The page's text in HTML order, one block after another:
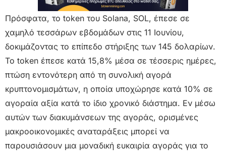
Πρόσφατα, το token του Solana, SOL, έπεσε σε
χαμηλό τεσσάρων εβδομάδων στις 11 Ιουνίου,
δοκιμάζοντας το επίπεδο στήριξης των 145 δολαρίων.
Το token έπεσε κατά 15,8% μέσα σε τέσσερις ημέρες,
πτώση εντονότερη από τη συνολική αγορά
κρυπτονομισμάτων, η οποία υποχώρησε κατά 10% σε
αγοραία αξία κατά το ίδιο χρονικό διάστημα. Εν μέσω
αυτών των διακυμάνσεων της αγοράς, ορισμένες
μακροοικονομικές αναταράξεις μπορεί να
παρουσιάσουν μια μοναδική ευκαιρία αγοράς για το